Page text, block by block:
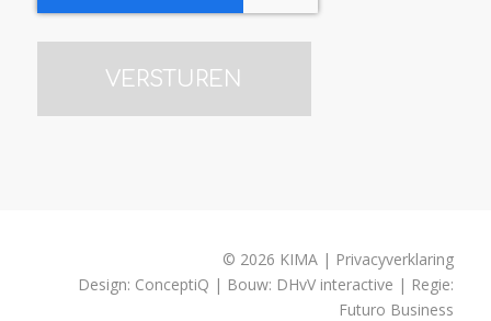
© 2026 KIMA | Privacyverklaring
Design: ConceptiQ | Bouw: DHvV interactive | Regie:
Futuro Business